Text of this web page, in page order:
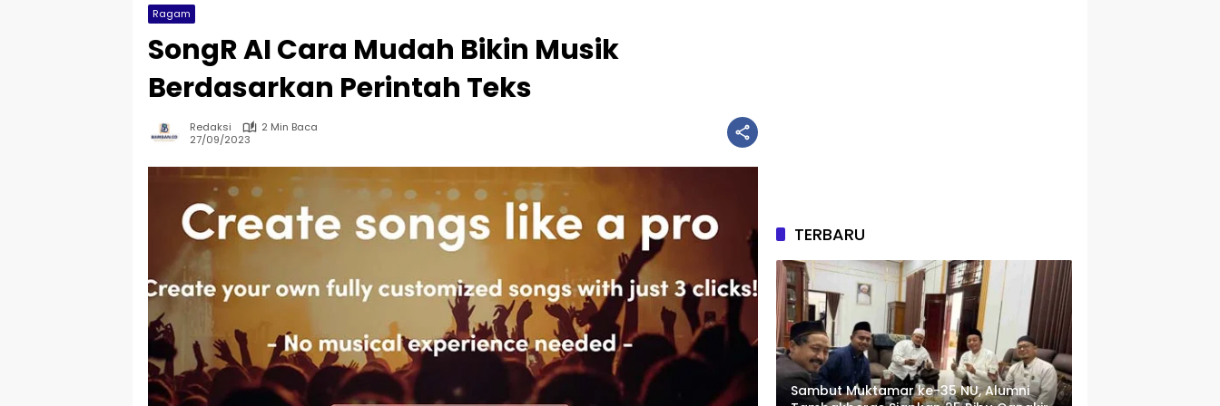
Ragam
SongR AI Cara Mudah Bikin Musik
Berdasarkan Perintah Teks
Redaksi
2 Min Baca
27/09/2023
TERBARU
Sambut Muktamar ke-35 NU, Alumni